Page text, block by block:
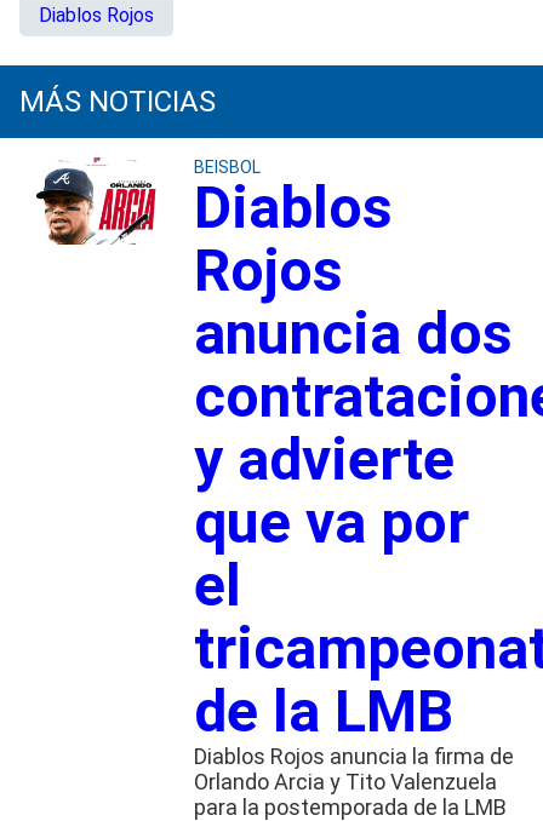
Diablos Rojos
MÁS NOTICIAS
BEISBOL
Diablos
Rojos
anuncia dos
y advierte
que va por
el
de la LMB
Diablos Rojos anuncia la firma de
Orlando Arcia y Tito Valenzuela
para la postemporada de la LMB